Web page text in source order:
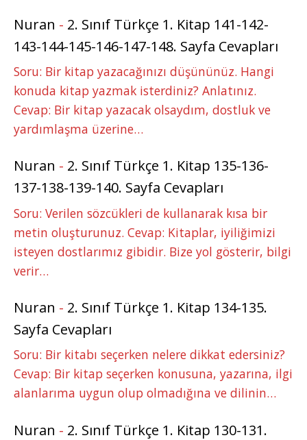
Nuran - 2. Sınıf Türkçe 1. Kitap 141-142-
143-144-145-146-147-148. Sayfa Cevapları
Soru: Bir kitap yazacağınızı düşününüz. Hangi
konuda kitap yazmak isterdiniz? Anlatınız.
Cevap: Bir kitap yazacak olsaydım, dostluk ve
yardımlaşma üzerine…
Nuran - 2. Sınıf Türkçe 1. Kitap 135-136-
137-138-139-140. Sayfa Cevapları
Soru: Verilen sözcükleri de kullanarak kısa bir
metin oluşturunuz. Cevap: Kitaplar, iyiliğimizi
isteyen dostlarımız gibidir. Bize yol gösterir, bilgi
verir…
Nuran - 2. Sınıf Türkçe 1. Kitap 134-135.
Sayfa Cevapları
Soru: Bir kitabı seçerken nelere dikkat edersiniz?
Cevap: Bir kitap seçerken konusuna, yazarına, ilgi
alanlarıma uygun olup olmadığına ve dilinin…
Nuran - 2. Sınıf Türkçe 1. Kitap 130-131.